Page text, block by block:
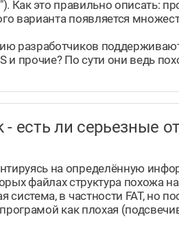
Как это правильно описать:
варианта появляется
разработчиков
и прочие? По сути они ведь
- есть ли серьезные
на определённую
файлах структура похожа
в частности FAT, но
как плохая